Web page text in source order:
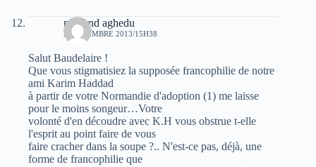
mohand aghedu
2 NOVEMBRE 2013/15H38
Salut Baudelaire !
Que vous stigmatisiez la supposée francophilie de notre
ami Karim Haddad
à partir de votre Normandie d'adoption (1) me laisse
pour le moins songeur…Votre
volonté d'en découdre avec K.H vous obstrue t-elle
l'esprit au point faire de vous
faire cracher dans la soupe ?.. N'est-ce pas, déjà, une
forme de francophilie que